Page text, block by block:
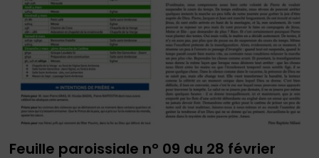
Feuille paroissiale n° 09 du 28 février